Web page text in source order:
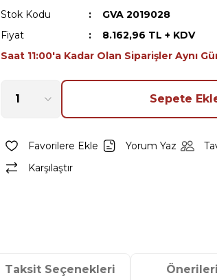
Stok Kodu
GVA 2019028
Fiyat
8.162,96 TL + KDV
Saat 11:00'a Kadar Olan Siparişler Aynı
Sepete
Yorum Yaz
Karşılaştır
Taksit Seçenekleri